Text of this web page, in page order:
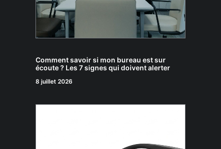
Comment savoir si mon bureau est sur
écoute ? Les 7 signes qui doivent alerter
8 juillet 2026